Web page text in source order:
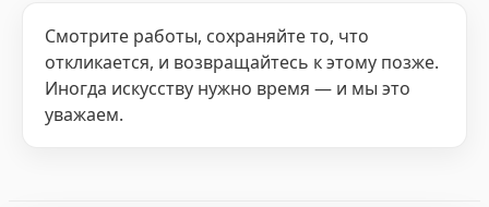
Смотрите работы, сохраняйте то, что
откликается, и возвращайтесь к этому позже.
Иногда искусству нужно время — и мы это
уважаем.